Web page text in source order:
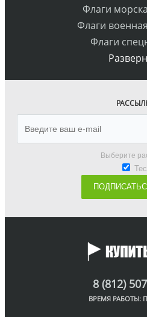
Флаги
Флаги
Флаги
Выберите
8 (812)
ВРЕМЯ РАБОТЫ: